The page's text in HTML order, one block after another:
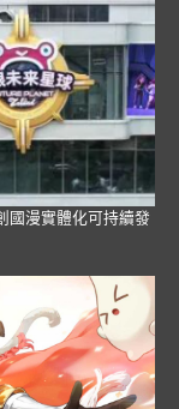
國漫實體化可持續發